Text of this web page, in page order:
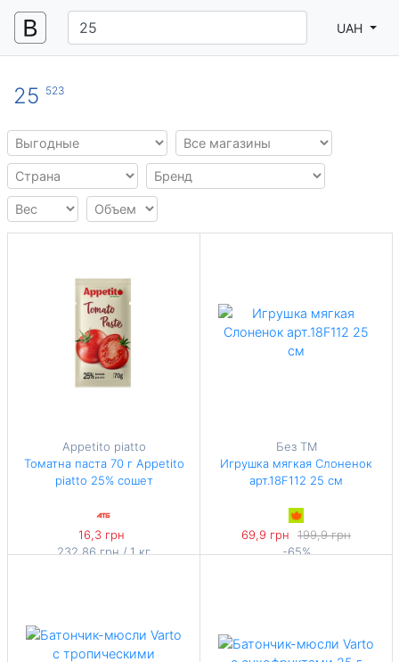
UAH
25 523
Appetito piatto
Томатна паста 70 г Appetito
piatto 25% сошет
16,3 грн
232,86 грн / 1 кг
Без TM
Игрушка мягкая Слоненок
арт.18F112 25 см
69,9 грн
199,9 грн
-65%